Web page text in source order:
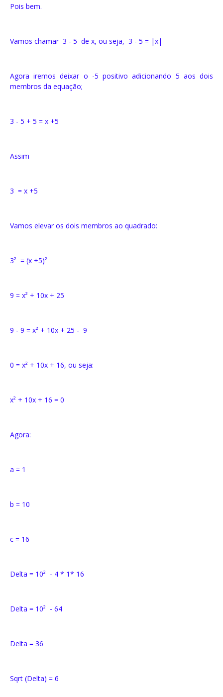
Pois bem.
Vamos chamar 3 - 5 de x, ou seja, 3 - 5 = |x|
Agora iremos deixar o -5 positivo adicionando 5 aos dois
membros da equação;
3 - 5 + 5 = x +5
Assim
3 = x +5
Vamos elevar os dois membros ao quadrado:
3² = (x +5)²
9 = x² + 10x + 25
9 - 9 = x² + 10x + 25 - 9
0 = x² + 10x + 16, ou seja:
x² + 10x + 16 = 0
Agora:
a = 1
b = 10
c = 16
Delta = 10² - 4 * 1* 16
Delta = 10² - 64
Delta = 36
Sqrt (Delta) = 6